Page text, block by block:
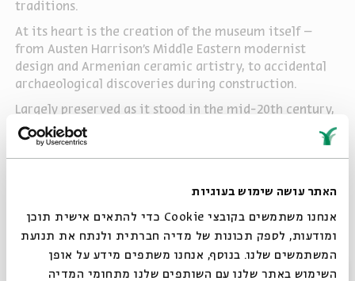
האתר עושה שימוש בעוגיות
אנחנו משתמשים בקובצי Cookie כדי להתאים אישית תוכן
ומודעות, לספק תכונות של מדיה חברתית ולנתח את תנועת
המשתמשים שלנו. בנוסף, אנחנו משתפים מידע על אופן
השימוש באתר שלנו עם השותפים שלנו מתחומי המדיה
traditions.
At its heart is the creation of the museum itself –
from Austen Harrison’s Middle Eastern modernist
design and Armenian ceramic artistry, to accidental
archaeological discoveries during construction.
Largely preserved as it stood in the mid-20th century,
the Rockefeller Museum today is both a treasury of
finds – from Jericho, Hisham’s Palace, the Church of
the Holy Sepulchre, and al-Aqsa – and a monument to
Twelve Stones of Jerusalem
Share סגור